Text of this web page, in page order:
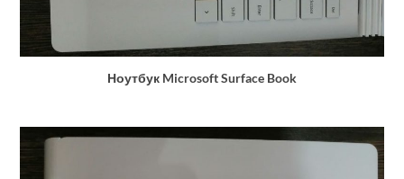
Ноутбук Microsoft Surface Book